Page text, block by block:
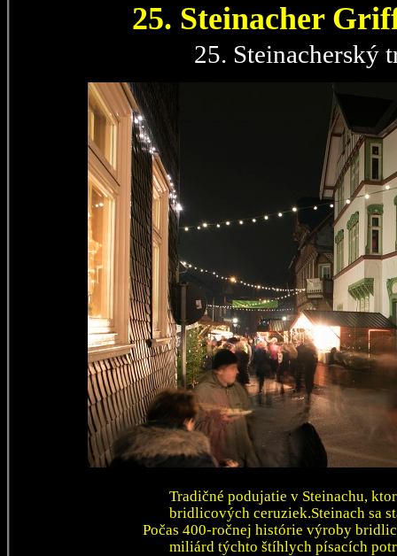
25. Steinacher
25. Steinacherský
Tradičné podujatie v Steinachu,
bridlicových ceruziek.Steinach sa
Počas 400-ročnej histórie výroby
miliárd týchto štíhlych písacích